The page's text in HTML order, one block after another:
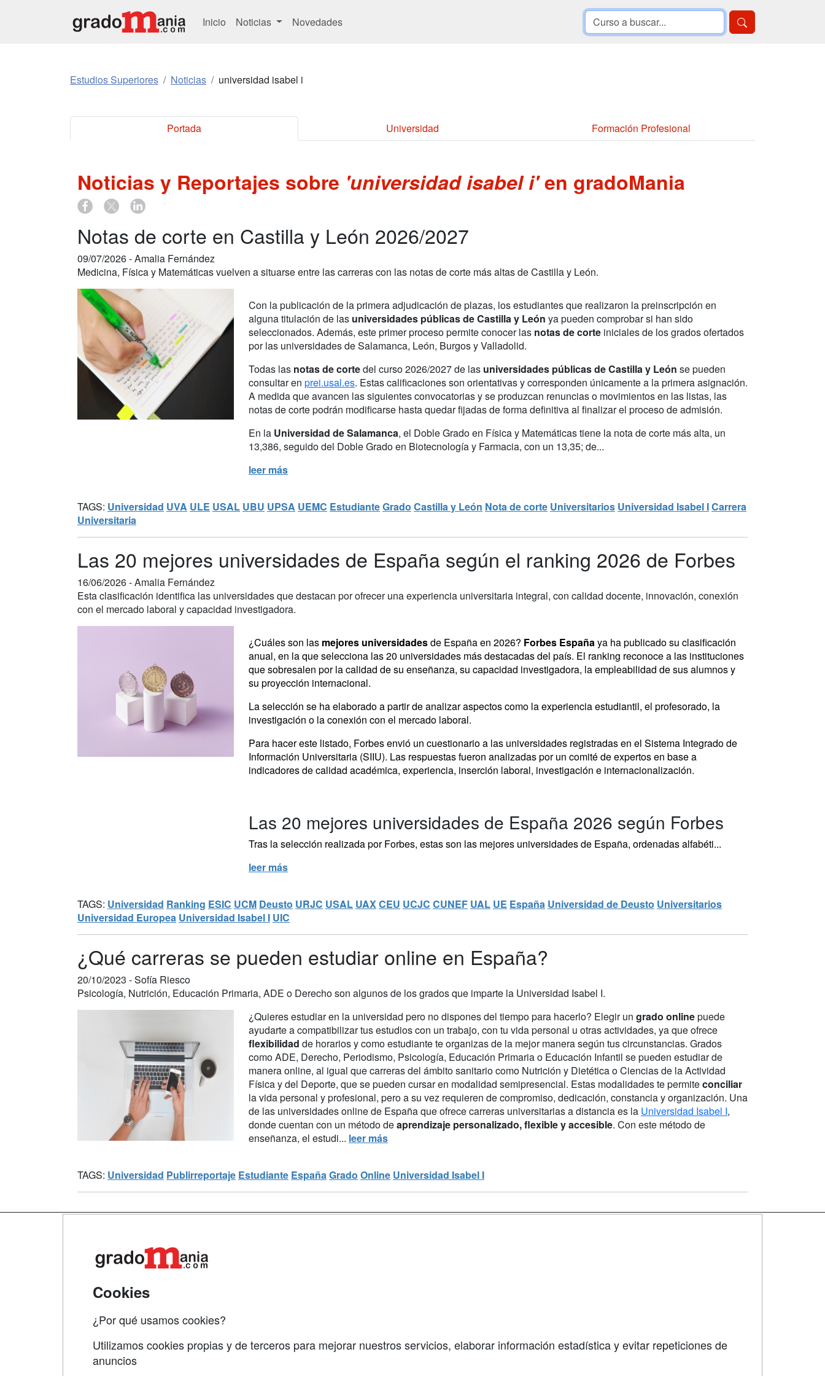
Inicio Noticias Novedades
Estudios Superiores Noticias universidad isabel i
Portada Universidad Formación Profesional
Noticias y Reportajes sobre 'universidad isabel i'en gradoMania
Notas de corte en Castilla y León 2026/2027
09/07/2026 -Amalia Fernández
Medicina, Física y Matemáticas vuelven a situarse entre las carreras con las notas de corte más altas de Castilla y León.
Con la publicación de la primera adjudicación de plazas, los estudiantes que realizaron la preinscripción en
alguna titulación de las universidades públicas de Castilla y León ya pueden comprobar si han sido
seleccionados. Además, este primer proceso permite conocer las notas de corte iniciales de los grados ofertados
por las universidades de Salamanca, León, Burgos y Valladolid.
Todas las notas de cortedel curso 2026/2027 de las universidades públicas de Castilla y León se pueden
consultar en prei.usal.es. Estas calificaciones son orientativas y corresponden únicamente a la primera asignación.
A medida que avancen las siguientes convocatorias y se produzcan renuncias o movimientos en las listas, las
notas de corte podrán modificarse hasta quedar fijadas de forma definitiva al finalizar el proceso de admisión.
En la Universidad de Salamanca, el Doble Grado en Física y Matemáticas tiene la nota de corte más alta, un
13,386, seguido del Doble Grado en Biotecnología y Farmacia, con un 13,35; de...
leer más
TAGS: Universidad UVA ULE USAL UBU UPSA UEMC EstudianteGrado Castilla y León Nota de corte Universitarios Universidad Isabel ICarrera
Universitaria
Las 20 mejores universidades de España según el ranking 2026 de Forbes
16/06/2026 -Amalia Fernández
Esta clasificación identifica las universidades que destacan por ofrecer una experiencia universitaria integral, con calidad docente, innovación, conexión
con el mercado laboral y capacidad investigadora.
¿Cuáles son las mejores universidadesde España en 2026? Forbes Españaya ha publicado su clasificación
anual, en la que selecciona las 20 universidades más destacadas del país. El ranking reconoce a las instituciones
que sobresalen por la calidad de su enseñanza, su capacidad investigadora, la empleabilidad de sus alumnos y
su proyección internacional.
La selección se ha elaborado a partir de analizar aspectos como la experiencia estudiantil, el profesorado, la
investigación o la conexión con el mercado laboral.
Para hacer este listado, Forbes envió un cuestionario a las universidades registradas en el Sistema Integrado de
Información Universitaria (SIIU). Las respuestas fueron analizadas por un comité de expertos en base a
indicadores de calidad académica, experiencia, inserción laboral, investigación e internacionalización.
Las 20 mejores universidades de España 2026 según Forbes
Tras la selección realizada por Forbes, estas son las mejores universidades de España, ordenadas alfabéti...
leer más
TAGS: Universidad Ranking ESIC UCM Deusto URJC USAL UAXCEU UCJC CUNEF UAL UE España Universidad de Deusto Universitarios
Universidad Europea Universidad Isabel I UIC
¿Qué carreras se pueden estudiar online en España?
20/10/2023 -Sofía Riesco
Psicología, Nutrición, Educación Primaria, ADE o Derecho son algunos de los grados que imparte la Universidad Isabel I.
¿Quieres estudiar en la universidad pero no dispones del tiempo para hacerlo? Elegir un grado onlinepuede
ayudarte a compatibilizar tus estudios con un trabajo, con tu vida personal u otras actividades, ya que ofrece
flexibilidad de horarios y como estudiante te organizas de la mejor manera según tus circunstancias. Grados
como ADE, Derecho, Periodismo, Psicología, Educación Primaria o Educación Infantil se pueden estudiar de
manera online, al igual que carreras del ámbito sanitario como Nutrición y Dietética o Ciencias de la Actividad
Física y del Deporte, que se pueden cursar en modalidad semipresencial. Estas modalidades te permiteconciliar
la vida personal y profesional, pero a su vez requieren de compromiso, dedicación, constancia y organización. Una
de las universidades online de España que ofrece carreras universitarias a distancia es la Universidad Isabel I,
donde cuentan con un método deaprendizaje personalizado, flexible y accesible. Con este método de
enseñanza, el estudi... leer más
TAGS: Universidad Publirreportaje Estudiante EspañaGrado Online Universidad Isabel I
Cookies
¿Por qué usamos cookies?
Utilizamos cookies propias y de terceros para mejorar nuestros servicios, elaborar información estadística y evitar repeticiones de
anuncios